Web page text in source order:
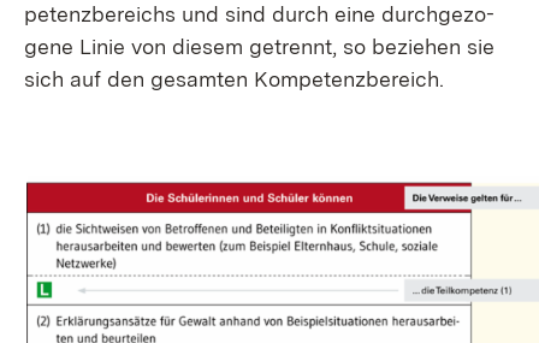
pe­tenz­be­reichs und sind durch ei­ne durch­ge­zo­
ge­ne Li­nie von die­sem ge­trennt, so be­zie­hen sie
sich auf den ge­sam­ten Kom­pe­tenz­be­reich.